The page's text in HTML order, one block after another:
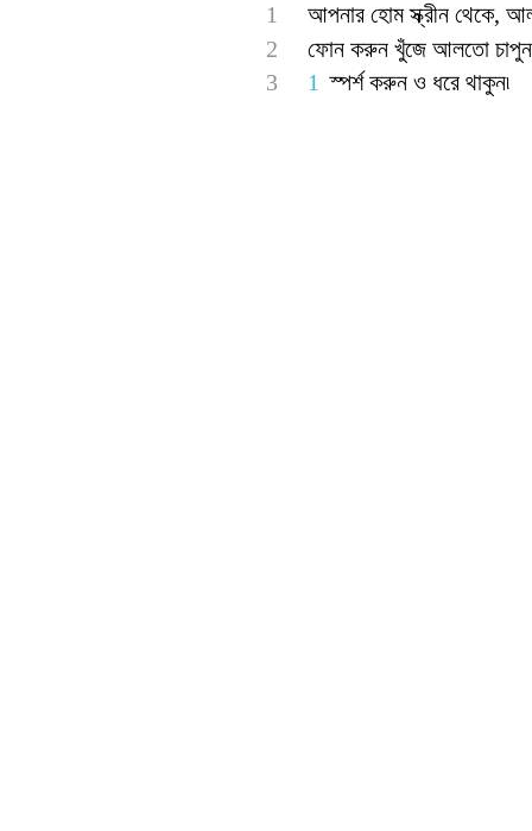
1
আপনার হোম স্ক্রীন থেকে,
2
ফোন করুন খুঁজে আলতো
3
1 স্পর্শ করুন ও ধরে থাকুন৷